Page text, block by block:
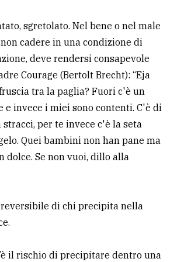
sgretolato. Nel bene o nel male
cadere in una condizione di
deve rendersi consapevole
Courage (Bertolt Brecht): “Eja
tra la paglia? Fuori c'è un
e invece i miei sono contenti. C'è di
per te invece c'è la seta
Quei bambini non han pane ma
dolce. Se non vuoi, dillo alla
di chi precipita nella
il rischio di precipitare dentro una